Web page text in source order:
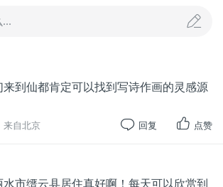
来到仙都肯定可以找到写诗作画的灵感源
来自北京 回复 点赞
市缙云县居住真好啊！每天可以欣赏到